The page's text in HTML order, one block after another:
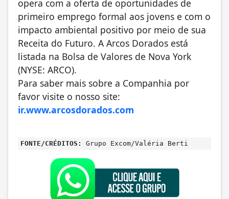
opera com a oferta de oportunidades de
primeiro emprego formal aos jovens e com o
impacto ambiental positivo por meio de sua
Receita do Futuro. A Arcos Dorados está
listada na Bolsa de Valores de Nova York
(NYSE: ARCO).
Para saber mais sobre a Companhia por
favor visite o nosso site:
ir.www.arcosdorados.com
FONTE/CRÉDITOS: Grupo Excom/Valéria Berti